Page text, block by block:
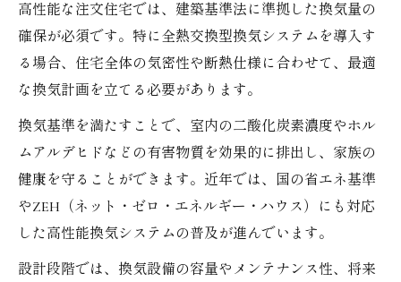
高性能な注文住宅では、建築基準法に準拠した換気量の
確保が必須です。特に全熱交換型換気システムを導入す
る場合、住宅全体の気密性や断熱仕様に合わせて、最適
な換気計画を立てる必要があります。
換気基準を満たすことで、室内の二酸化炭素濃度やホル
ムアルデヒドなどの有害物質を効果的に排出し、家族の
健康を守ることができます。近年では、国の省エネ基準
やZEH（ネット・ゼロ・エネルギー・ハウス）にも対応
した高性能換気システムの普及が進んでいます。
設計段階では、換気設備の容量やメンテナンス性、将来